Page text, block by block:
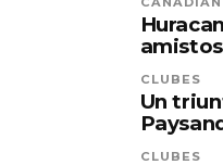
CLUBES
Un
CLUBES